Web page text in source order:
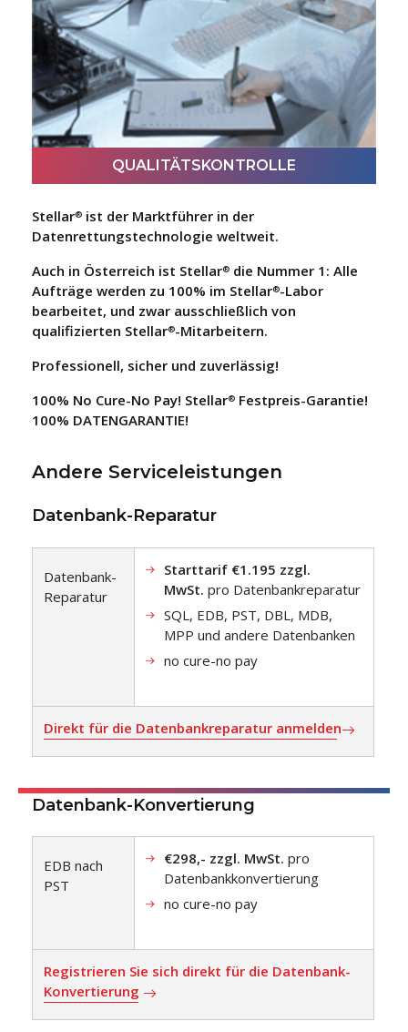
Ihr Datenträger wird in diesem professionellen
Reinraum der ISO-100-Klasse behandelt.
QUALITÄTSKONTROLLE
Ihrer Dateien.
QUALITÄTSKONTROLLE
Stellar® ist der Marktführer in der
Datenrettungstechnologie weltweit.
Auch in Österreich ist Stellar® die Nummer 1: Alle
Aufträge werden zu 100% im Stellar®-Labor
bearbeitet, und zwar ausschließlich von
qualifizierten Stellar®-Mitarbeitern.
Professionell, sicher und zuverlässig!
100% No Cure-No Pay! Stellar® Festpreis-Garantie!
100% DATENGARANTIE!
Andere Serviceleistungen
Datenbank-Reparatur
Datenbank-
Reparatur
Starttarif €1.195 zzgl.
MwSt. pro Datenbankreparatur
SQL, EDB, PST, DBL, MDB,
MPP und andere Datenbanken
no cure-no pay
Direkt für die Datenbankreparatur anmelden
Datenbank-Konvertierung
EDB nach
PST
€298,- zzgl. MwSt. pro
Datenbankkonvertierung
no cure-no pay
Registrieren Sie sich direkt für die Datenbank-
Konvertierung